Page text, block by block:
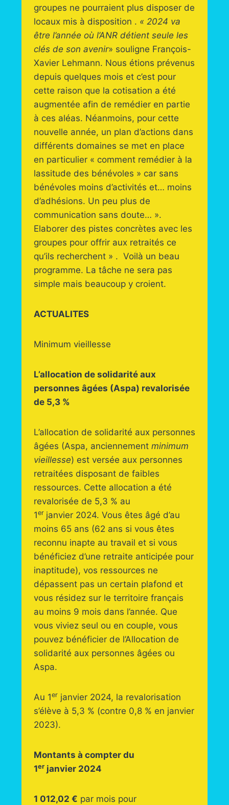
groupes ne pourraient plus disposer de
locaux mis à disposition . « 2024 va
être l’année où l’ANR détient seule les
clés de son avenir» souligne François-
Xavier Lehmann. Nous étions prévenus
depuis quelques mois et c’est pour
cette raison que la cotisation a été
augmentée afin de remédier en partie
à ces aléas. Néanmoins, pour cette
nouvelle année, un plan d’actions dans
différents domaines se met en place
en particulier « comment remédier à la
lassitude des bénévoles » car sans
bénévoles moins d’activités et… moins
d’adhésions. Un peu plus de
communication sans doute… ».
Elaborer des pistes concrètes avec les
groupes pour offrir aux retraités ce
qu’ils recherchent » . Voilà un beau
programme. La tâche ne sera pas
simple mais beaucoup y croient.
ACTUALITES
Minimum vieillesse
L’allocation de solidarité aux
personnes âgées (Aspa) revalorisée
de 5,3 %
L’allocation de solidarité aux personnes
âgées (Aspa, anciennement minimum
vieillesse) est versée aux personnes
retraitées disposant de faibles
ressources. Cette allocation a été
revalorisée de 5,3 % au
1er janvier 2024. Vous êtes âgé d’au
moins 65 ans (62 ans si vous êtes
reconnu inapte au travail et si vous
bénéficiez d’une retraite anticipée pour
inaptitude), vos ressources ne
dépassent pas un certain plafond et
vous résidez sur le territoire français
au moins 9 mois dans l’année. Que
vous viviez seul ou en couple, vous
pouvez bénéficier de l’Allocation de
solidarité aux personnes âgées ou
Aspa.
Au 1erjanvier 2024, la revalorisation
s’élève à 5,3 % (contre 0,8 % en janvier
2023).
Montants à compter du
1erjanvier 2024
1 012,02 € par mois pour